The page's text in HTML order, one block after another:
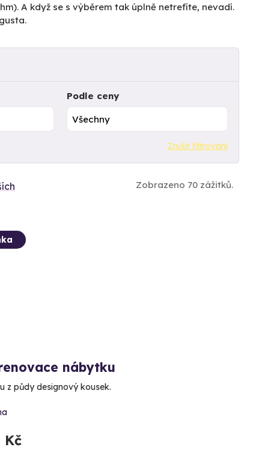
A když se s výběrem tak úplně netrefíte, nevadí.
Podle ceny
Zrušit filtrování
Zobrazeno 70 zážitků.
nábytku
z půdy designový kousek.
Kč